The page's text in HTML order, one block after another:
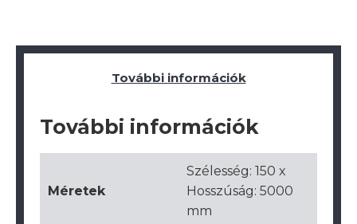
További információk
További információk
Méretek
Szélesség: 150 x
Hosszúság: 5000
mm